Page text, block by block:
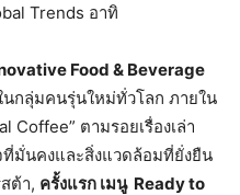
Trends อาทิ
Food & Beverage
นกลุ่มคนรุ่นใหม่ทั่วโลก ภายใน
Coffee” ตามรอยเรื่องเล่า
ที่มั่นคงและสิ่งแวดล้อมที่ยั่งยืน
ต้า, ครั้งแรก เมนู Ready to